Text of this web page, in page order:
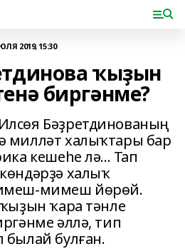
2019, 15:30
ҡыҙын
биргәнме?
Бәҙретдинованың
милләт халыҡтары бар
кешеһе лә... Тап
халыҡ
мимеш йөрөй.
ҡара тәнле
әллә, тип
булған.